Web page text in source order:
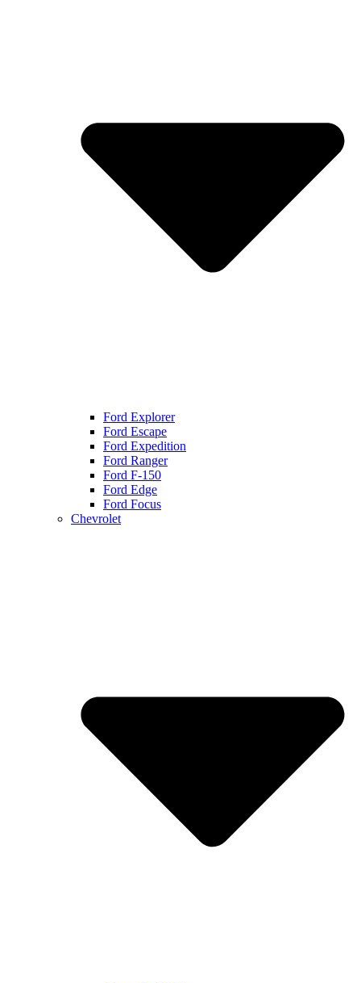
Ford Explorer
Ford Escape
Ford Expedition
Ford Ranger
Ford F-150
Ford Edge
Ford Focus
Chevrolet